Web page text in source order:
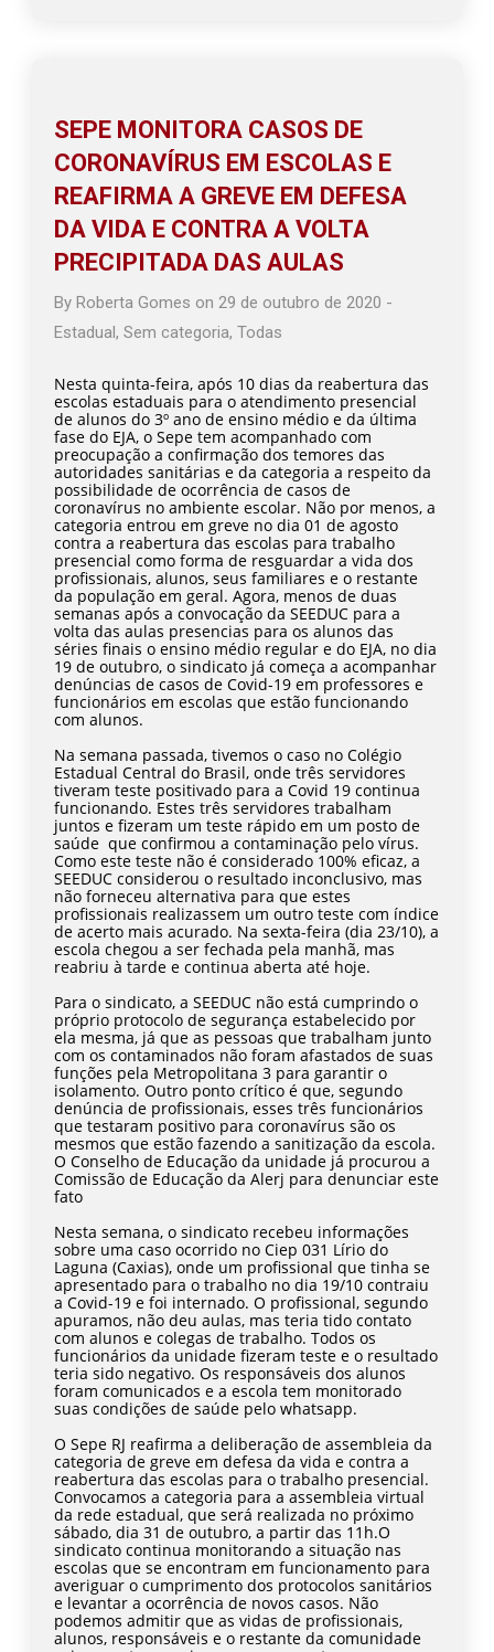
SEPE MONITORA CASOS DE
CORONAVÍRUS EM ESCOLAS E
REAFIRMA A GREVE EM DEFESA
DA VIDA E CONTRA A VOLTA
PRECIPITADA DAS AULAS
ByRoberta Gomes on29 de outubro de 2020 -
Estadual,Sem categoria,Todas
Nesta quinta-feira, após 10 dias da reabertura das
escolas estaduais para o atendimento presencial
de alunos do 3º ano de ensino médio e da última
fase do EJA, o Sepe tem acompanhado com
preocupação a confirmação dos temores das
autoridades sanitárias e da categoria a respeito da
possibilidade de ocorrência de casos de
coronavírus no ambiente escolar. Não por menos, a
categoria entrou em greve no dia 01 de agosto
contra a reabertura das escolas para trabalho
presencial como forma de resguardar a vida dos
profissionais, alunos, seus familiares e o restante
da população em geral. Agora, menos de duas
semanas após a convocação da SEEDUC para a
volta das aulas presencias para os alunos das
séries finais o ensino médio regular e do EJA, no dia
19 de outubro, o sindicato já começa a acompanhar
denúncias de casos de Covid-19 em professores e
funcionários em escolas que estão funcionando
com alunos.
Na semana passada, tivemos o caso no Colégio
Estadual Central do Brasil, onde três servidores
tiveram teste positivado para a Covid 19 continua
funcionando. Estes três servidores trabalham
juntos e fizeram um teste rápido em um posto de
saúde que confirmou a contaminação pelo vírus.
Como este teste não é considerado 100% eficaz, a
SEEDUC considerou o resultado inconclusivo, mas
não forneceu alternativa para que estes
profissionais realizassem um outro teste com índice
de acerto mais acurado. Na sexta-feira (dia 23/10), a
escola chegou a ser fechada pela manhã, mas
reabriu à tarde e continua aberta até hoje.
Para o sindicato, a SEEDUC não está cumprindo o
próprio protocolo de segurança estabelecido por
ela mesma, já que as pessoas que trabalham junto
com os contaminados não foram afastados de suas
funções pela Metropolitana 3 para garantir o
isolamento. Outro ponto crítico é que, segundo
denúncia de profissionais, esses três funcionários
que testaram positivo para coronavírus são os
mesmos que estão fazendo a sanitização da escola.
O Conselho de Educação da unidade já procurou a
Comissão de Educação da Alerj para denunciar este
fato
Nesta semana, o sindicato recebeu informações
sobre uma caso ocorrido no Ciep 031 Lírio do
Laguna (Caxias), onde um profissional que tinha se
apresentado para o trabalho no dia 19/10 contraiu
a Covid-19 e foi internado. O profissional, segundo
apuramos, não deu aulas, mas teria tido contato
com alunos e colegas de trabalho. Todos os
funcionários da unidade fizeram teste e o resultado
teria sido negativo. Os responsáveis dos alunos
foram comunicados e a escola tem monitorado
suas condições de saúde pelo whatsapp.
O Sepe RJ reafirma a deliberação de assembleia da
categoria de greve em defesa da vida e contra a
reabertura das escolas para o trabalho presencial.
Convocamos a categoria para a assembleia virtual
da rede estadual, que será realizada no próximo
sábado, dia 31 de outubro, a partir das 11h.O
sindicato continua monitorando a situação nas
escolas que se encontram em funcionamento para
averiguar o cumprimento dos protocolos sanitários
e levantar a ocorrência de novos casos. Não
podemos admitir que as vidas de profissionais,
alunos, responsáveis e o restante da comunidade